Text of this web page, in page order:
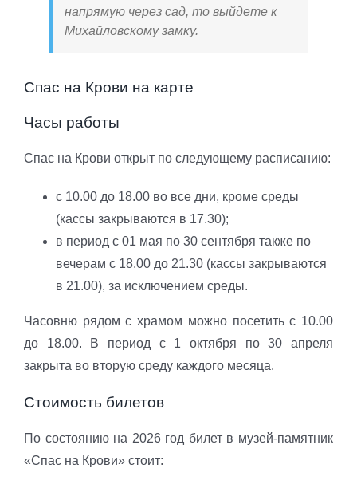
напрямую через сад, то выйдете к
Михайловскому замку.
Спас на Крови на карте
Часы работы
Спас на Крови открыт по следующему расписанию:
с 10.00 до 18.00 во все дни, кроме среды
(кассы закрываются в 17.30);
в период с 01 мая по 30 сентября также по
вечерам с 18.00 до 21.30 (кассы закрываются
в 21.00), за исключением среды.
Часовню рядом с храмом можно посетить с 10.00
до 18.00. В период с 1 октября по 30 апреля
закрыта во вторую среду каждого месяца.
Стоимость билетов
По состоянию на 2026 год билет в музей-памятник
«Спас на Крови» стоит: